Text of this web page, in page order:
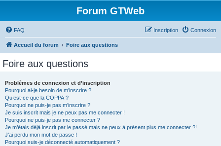
Forum GTWeb
FAQ Connexion
Inscription
Accueil du forum Foire aux questions
Foire aux questions
Problèmes de connexion et d’inscription
Pourquoi ai-je besoin de m’inscrire ?
Qu’est-ce que la COPPA ?
Pourquoi ne puis-je pas m’inscrire ?
Je suis inscrit mais je ne peux pas me connecter !
Pourquoi ne puis-je pas me connecter ?
Je m’étais déjà inscrit par le passé mais ne peux à présent plus me connecter ?!
J’ai perdu mon mot de passe !
Pourquoi suis-je déconnecté automatiquement ?